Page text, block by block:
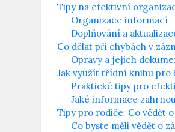
Tipy na efektivní
Organizace informací
Doplňování⁤ a
Co dělat‍ při ‌chybách v
Opravy a jejich​
Jak využít ‌třídní knihu pro⁣
Praktické tipy pro
Jaké informace
Tipy pro rodiče: Co ⁤vědět
Co byste⁢ měli⁣ vědět o